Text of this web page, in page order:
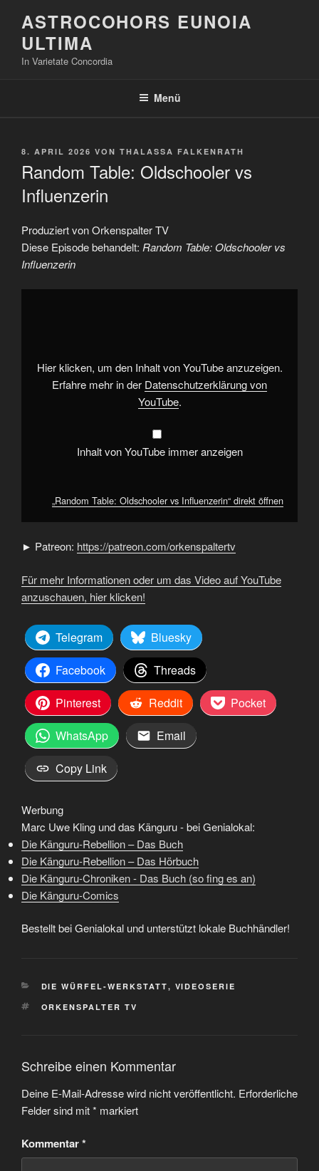
Inhalt
springen
ASTROCOHORS EUNOIA
ULTIMA
In Varietate Concordia
Menü
VERÖFFENTLICHT
8. APRIL 2026 VON THALASSA FALKENRATH
Random Table: Oldschooler vs
Influenzerin
Produziert von Orkenspalter TV
Diese Episode behandelt: Random Table: Oldschooler vs
Influenzerin
„Random
anzeigen
Hier klicken, um den Inhalt von YouTube anzuzeigen.
Erfahre mehr in der Datenschutzerklärung von
YouTube.
Inhalt von YouTube immer anzeigen
„Random Table: Oldschooler vs Influenzerin“ direkt öffnen
► Patreon: https://patreon.com/orkenspaltertv
Für mehr Informationen oder um das Video auf YouTube
anzuschauen, hier klicken!
Telegram
Bluesky
Facebook
Threads
Pinterest
Reddit
Pocket
WhatsApp
Email
Copy Link
Werbung
Marc Uwe Kling und das Känguru - bei Genialokal:
Die Känguru-Rebellion – Das Buch
Die Känguru-Rebellion – Das Hörbuch
Die Känguru-Chroniken - Das Buch (so fing es an)
Die Känguru-Comics
Bestellt bei Genialokal und unterstützt lokale Buchhändler!
KATEGORIEN
DIE WÜRFEL-WERKSTATT, VIDEOSERIE
SCHLAGWÖRTER
ORKENSPALTER TV
Schreibe einen Kommentar
Deine E-Mail-Adresse wird nicht veröffentlicht. Erforderliche
Felder sind mit* markiert
Kommentar*